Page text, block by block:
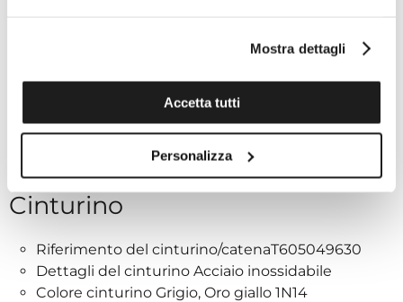
Mostra dettagli
Accetta tutti
Personalizza
Colore del quadrante Nero
Materiale luminescente sulle lancette Super-
Cinturino
Riferimento del cinturino/catenaT605049630
Dettagli del cinturino Acciaio inossidabile
Colore cinturino Grigio, Oro giallo 1N14